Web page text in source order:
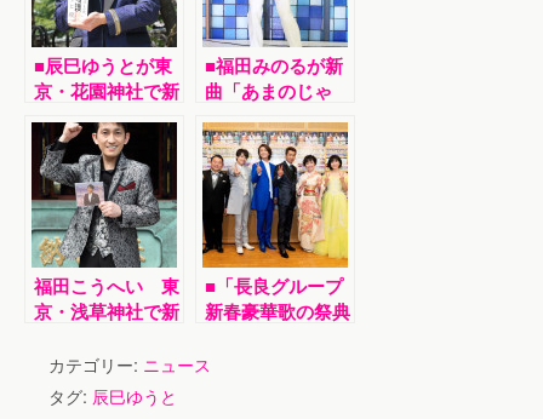
■辰巳ゆうとが東
京・花園神社で新
曲「センチメンタ
ル・ハート／男の
しぐれ」ヒット祈
願。20日に大学
を卒業
■福田みのるが新
曲「あまのじゃ
く」発表ライブ。
作詞・作曲の湯原
昌幸がお祝いに。
正代と同じ熊本出
身で、「歌謡界の
大関を目指す」と
大ヒット宣誓
福田こうへい 東
京・浅草神社で新
ト祈願
■「長良グループ
新春豪華歌の祭典
豊、田川寿美、水
カテゴリー: ニュース
タグ: 辰巳ゆうと